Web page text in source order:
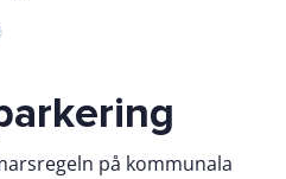
på kommunala